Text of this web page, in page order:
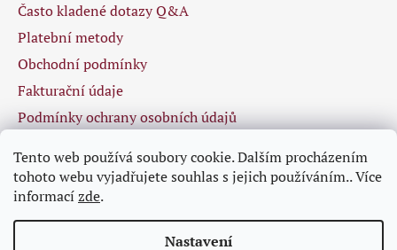
Tento web používá soubory cookie. Dalším procházením
tohoto webu vyjadřujete souhlas s jejich používáním.. Více
informacízde.
Nastavení
Často kladené dotazy Q&A
Platební metody
Obchodní podmínky
Fakturační údaje
Podmínky ochrany osobních údajů
Facebook